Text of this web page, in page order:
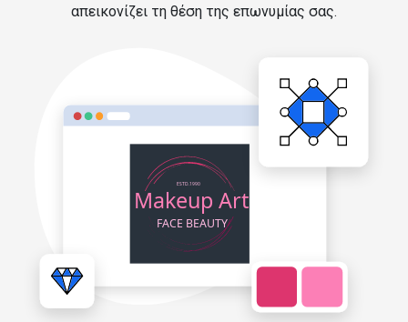
απεικονίζει τη θέση της επωνυμίας σας.